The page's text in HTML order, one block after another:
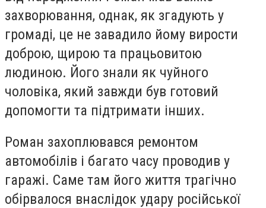
захворювання, однак, як згадують у
громаді, це не завадило йому вирости
доброю, щирою та працьовитою
людиною. Його знали як чуйного
чоловіка, який завжди був готовий
допомогти та підтримати інших.
Роман захоплювався ремонтом
автомобілів і багато часу проводив у
гаражі. Саме там його життя трагічно
обірвалося внаслідок удару російської